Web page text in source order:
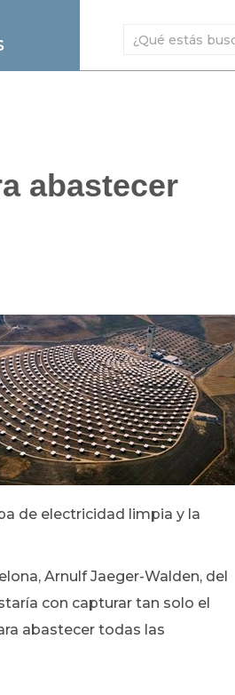
abastecer
de electricidad limpia y la
Arnulf Jaeger-Walden, del
con capturar tan solo el
abastecer todas las